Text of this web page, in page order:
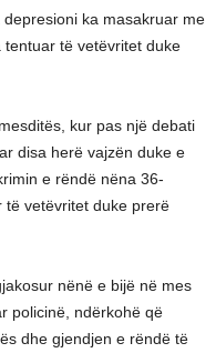
ka masakruar me
të vetëvritet duke
kur pas një debati
disa herë vajzën duke e
e rëndë nëna 36-
të vetëvritet duke prerë
nënë e bijë në mes
policinë, ndërkohë që
dhe gjendjen e rëndë të